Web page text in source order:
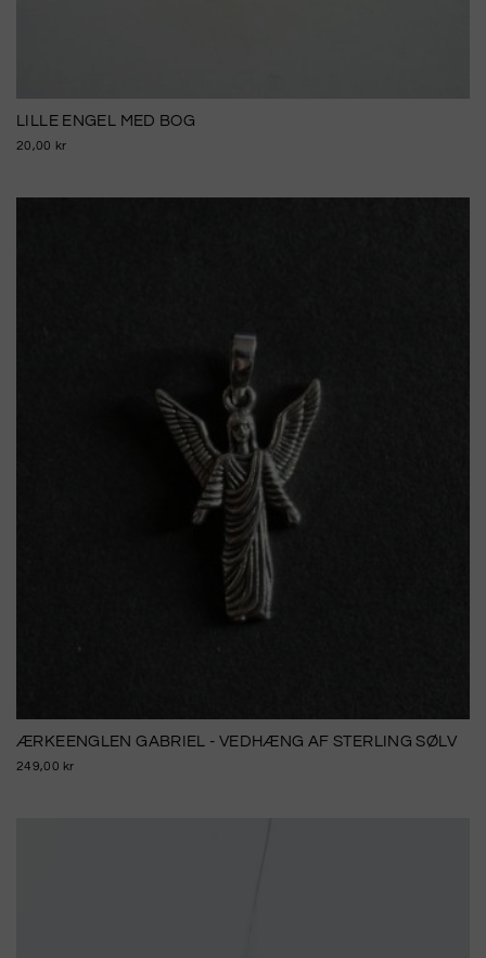
LILLE ENGEL MED BOG
20,00 kr
ÆRKEENGLEN GABRIEL - VEDHÆNG AF STERLING SØLV
249,00 kr